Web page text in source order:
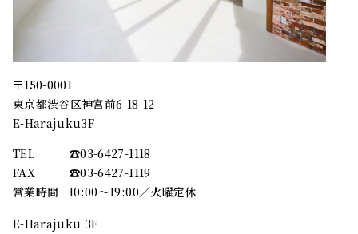
〒150-0001
東京都渋谷区神宮前6-18-12
E-Harajuku3F
TEL
☎︎03-6427-1118
FAX
☎︎03-6427-1119
営業時間
10:00～19:00／火曜定休
E-Harajuku 3F